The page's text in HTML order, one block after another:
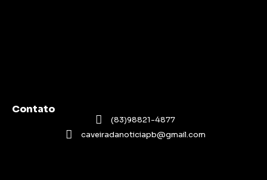
Contato
(83)98821-4877
caveiradanoticiapb@gmail.com